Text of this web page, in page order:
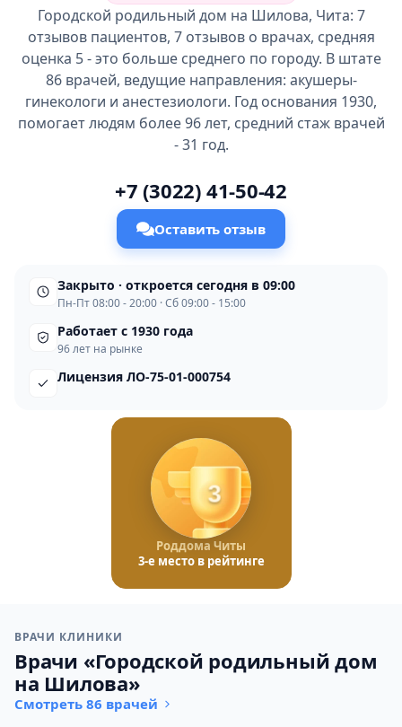
Городской родильный дом на Шилова, Чита: 7
отзывов пациентов, 7 отзывов о врачах, средняя
оценка 5 - это больше среднего по городу. В штате
86 врачей, ведущие направления: акушеры-
гинекологи и анестезиологи. Год основания 1930,
помогает людям более 96 лет, средний стаж врачей
- 31 год.
+7 (3022) 41-50-42
Оставить отзыв
Закрыто · откроется сегодня в 09:00
Пн-Пт 08:00 - 20:00 · Сб 09:00 - 15:00
Работает с 1930 года
96 лет на рынке
Лицензия ЛО-75-01-000754
3
Роддома Читы
3-е место в рейтинге
ВРАЧИ КЛИНИКИ
Врачи «Городской родильный дом
на Шилова»
Смотреть 86 врачей